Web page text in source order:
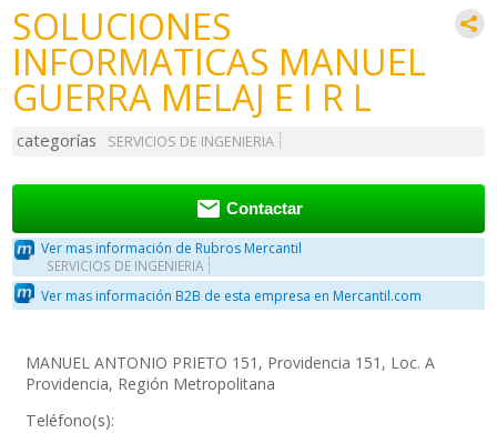
SOLUCIONES
INFORMATICAS MANUEL
GUERRA MELAJ E I R L
categorías SERVICIOS DE INGENIERIA
 Contactar
Ver mas información de Rubros Mercantil
SERVICIOS DE INGENIERIA
Ver mas información B2B de esta empresa en Mercantil.com
MANUEL ANTONIO PRIETO 151, Providencia 151, Loc. A
Providencia, Región Metropolitana
Teléfono(s):